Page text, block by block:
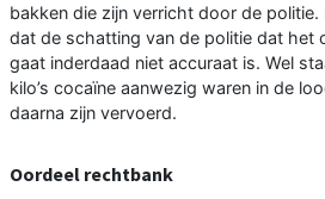
bakken die zijn verricht door de
dat de schatting van de politie dat het
gaat inderdaad niet accuraat is. Wel
kilo’s cocaïne aanwezig waren in de
daarna zijn vervoerd.
Oordeel rechtbank